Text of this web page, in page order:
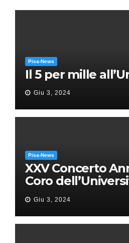
Pisa-News
Il 5 per mille
Giu 3, 2024
Pisa-News
XXV Concerto
Coro
“Messa in gloria”
Puccini
Giu 3, 2024